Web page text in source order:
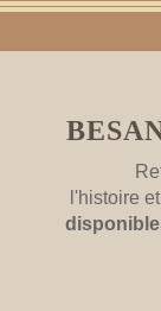
l'histoire